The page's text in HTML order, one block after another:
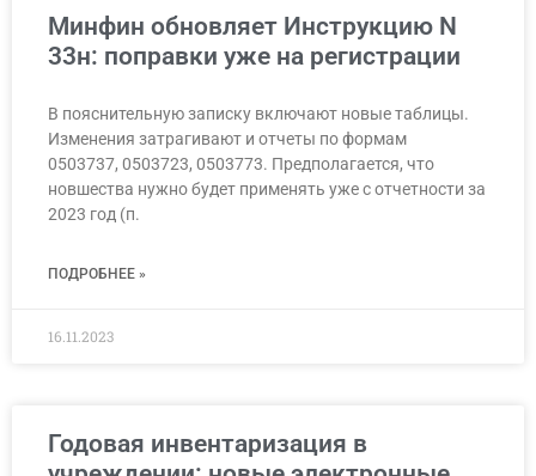
Минфин обновляет Инструкцию N
33н: поправки уже на регистрации
В пояснительную записку включают новые таблицы.
Изменения затрагивают и отчеты по формам
0503737, 0503723, 0503773. Предполагается, что
новшества нужно будет применять уже с отчетности за
2023 год (п.
ПОДРОБНЕЕ »
16.11.2023
Годовая инвентаризация в